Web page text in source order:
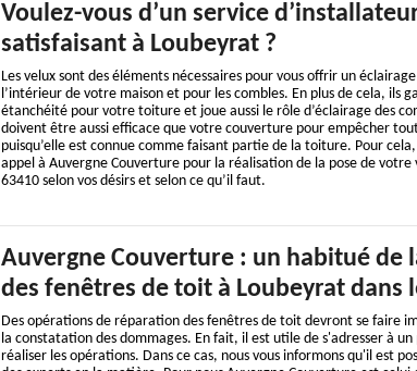
Voulez-vous d’un service
satisfaisant à Loubeyrat ?
Les velux sont des éléments nécessaires pour vous offrir un
l’intérieur de votre maison et pour les combles. En plus de cela, ils
étanchéité pour votre toiture et joue aussi le rôle d’éclairage des
doivent être aussi efficace que votre couverture pour empêcher
puisqu’elle est connue comme faisant partie de la toiture. Pour
appel à Auvergne Couverture pour la réalisation de la pose de votre
63410 selon vos désirs et selon ce qu’il faut.
Auvergne Couverture : un habitué de
des fenêtres de toit à Loubeyrat dans
Des opérations de réparation des fenêtres de toit devront se faire
la constatation des dommages. En fait, il est utile de s'adresser à
réaliser les opérations. Dans ce cas, nous vous informons qu'il est